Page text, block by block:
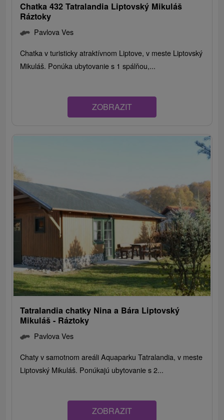
Chatka 432 Tatralandia Liptovský Mikuláš
Ráztoky
Pavlova Ves
Chatka v turisticky atraktívnom Liptove, v meste Liptovský
Mikuláš. Ponúka ubytovanie s 1 spálňou,...
ZOBRAZIT
Tatralandia chatky Nina a Bára Liptovský
Mikuláš - Ráztoky
Pavlova Ves
Chaty v samotnom areáli Aquaparku Tatralandia, v meste
Liptovský Mikuláš. Ponúkajú ubytovanie s 2...
ZOBRAZIT